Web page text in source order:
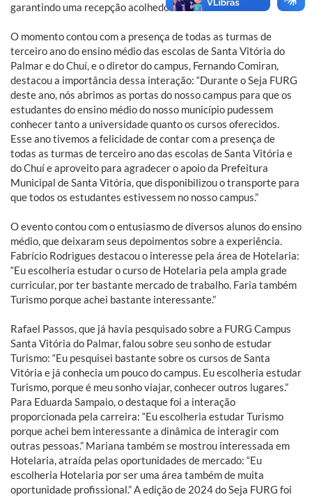
garantindo uma recepção acolhedora e informativa.
O momento contou com a presença de todas as turmas de
terceiro ano do ensino médio das escolas de Santa Vitória do
Palmar e do Chuí, e o diretor do campus, Fernando Comiran,
destacou a importância dessa interação: “Durante o Seja FURG
deste ano, nós abrimos as portas do nosso campus para que os
estudantes do ensino médio do nosso município pudessem
conhecer tanto a universidade quanto os cursos oferecidos.
Esse ano tivemos a felicidade de contar com a presença de
todas as turmas de terceiro ano das escolas de Santa Vitória e
do Chuí e aproveito para agradecer o apoio da Prefeitura
Municipal de Santa Vitória, que disponibilizou o transporte para
que todos os estudantes estivessem no nosso campus.”
O evento contou com o entusiasmo de diversos alunos do ensino
médio, que deixaram seus depoimentos sobre a experiência.
Fabrício Rodrigues destacou o interesse pela área de Hotelaria:
“Eu escolheria estudar o curso de Hotelaria pela ampla grade
curricular, por ter bastante mercado de trabalho. Faria também
Turismo porque achei bastante interessante.”
Rafael Passos, que já havia pesquisado sobre a FURG Campus
Santa Vitória do Palmar, falou sobre seu sonho de estudar
Turismo: “Eu pesquisei bastante sobre os cursos de Santa
Vitória e já conhecia um pouco do campus. Eu escolheria estudar
Turismo, porque é meu sonho viajar, conhecer outros lugares.”
Para Eduarda Sampaio, o destaque foi a interação
proporcionada pela carreira: “Eu escolheria estudar Turismo
porque achei bem interessante a dinâmica de interagir com
outras pessoas.” Mariana também se mostrou interessada em
Hotelaria, atraída pelas oportunidades de mercado: “Eu
escolheria Hotelaria por ser uma área também de muita
oportunidade profissional.” A edição de 2024 do Seja FURG foi